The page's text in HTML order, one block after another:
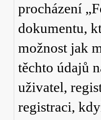
procházení
dokumentu,
možnost jak
těchto údajů
uživatel,
registraci,